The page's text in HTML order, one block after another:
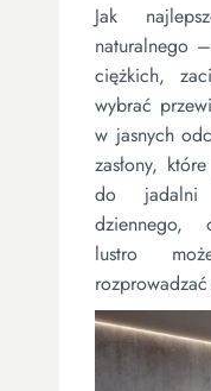
Jak
naturalnego
ciężkich,
wybrać
w jasnych
zasłony,
do jadalni
dziennego,
lustro